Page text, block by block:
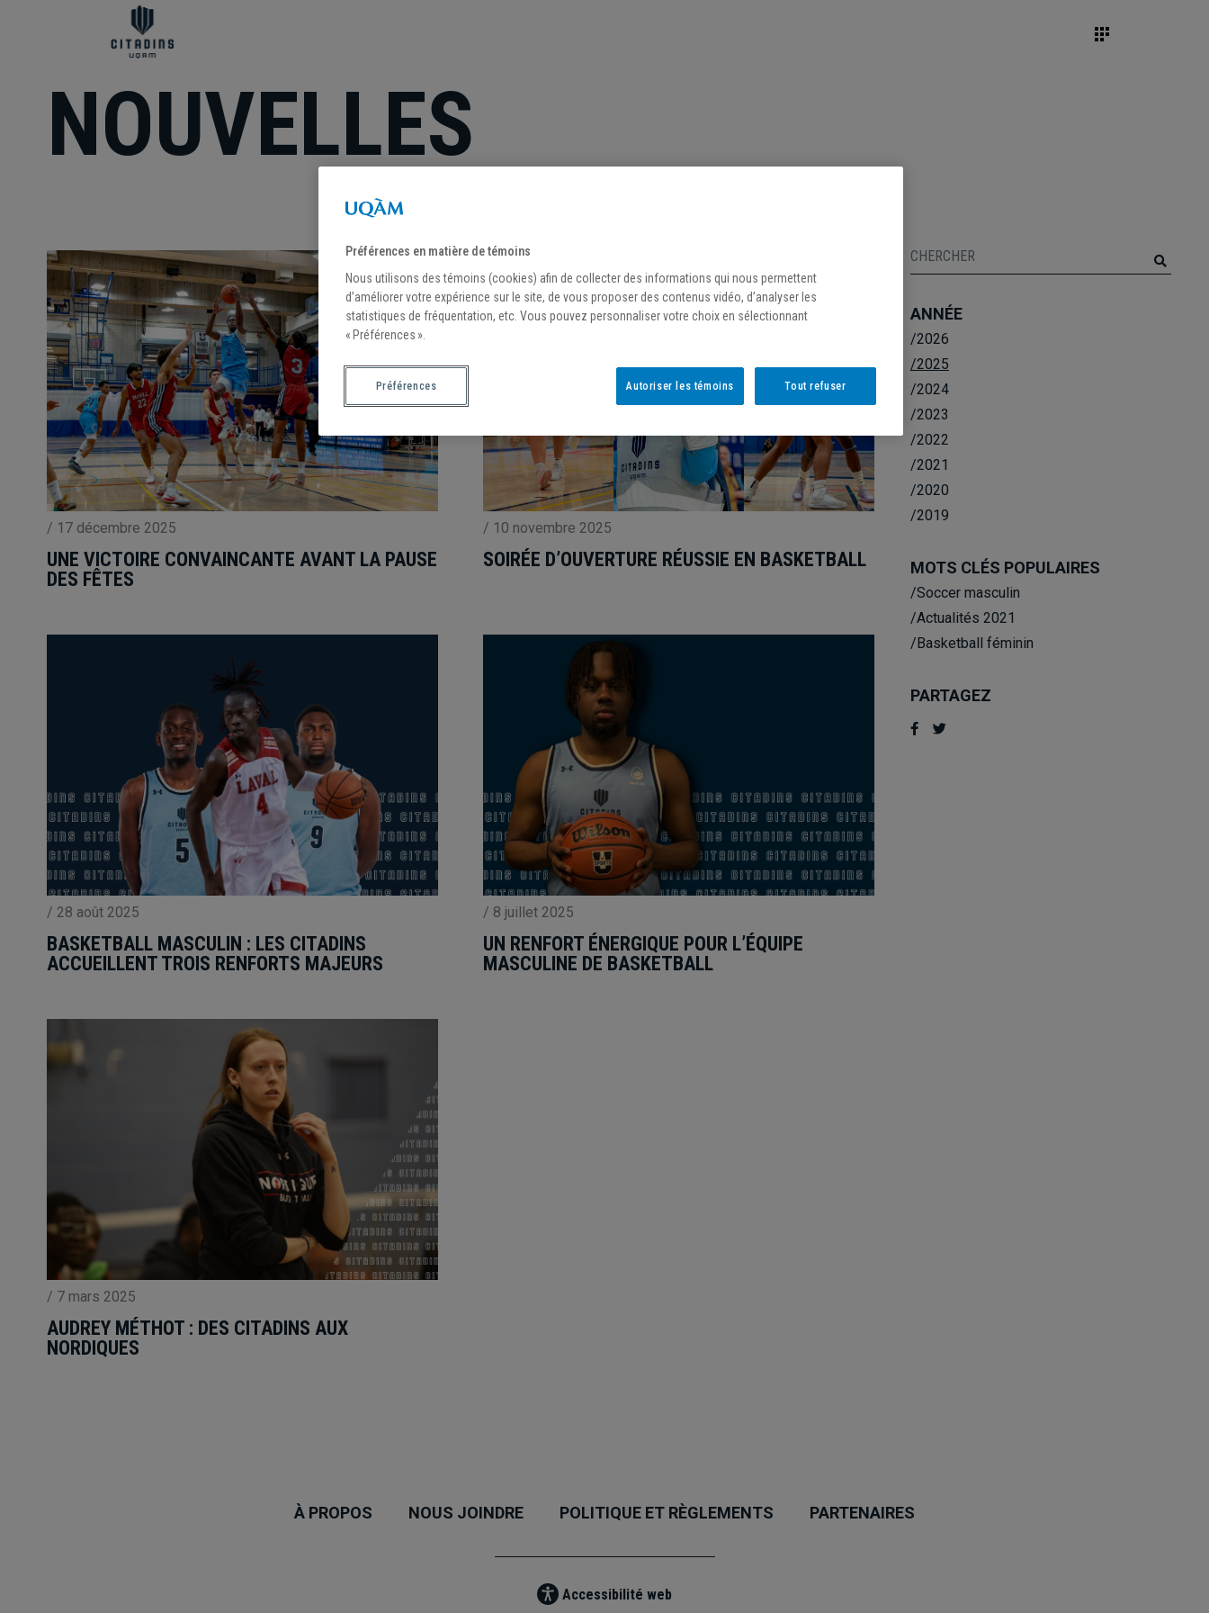
NOUVELLES
/ 17 décembre 2025
UNE VICTOIRE CONVAINCANTE AVANT LA PAUSE
DES FÊTES
/ 10 novembre 2025
SOIRÉE D’OUVERTURE RÉUSSIE EN BASKETBALL
/ 28 août 2025
BASKETBALL MASCULIN : LES CITADINS
ACCUEILLENT TROIS RENFORTS MAJEURS
/ 8 juillet 2025
UN RENFORT ÉNERGIQUE POUR L’ÉQUIPE
MASCULINE DE BASKETBALL
/ 7 mars 2025
AUDREY MÉTHOT : DES CITADINS AUX
NORDIQUES
ANNÉE
/2026
/2025
/2024
/2023
/2022
/2021
/2020
/2019
MOTS CLÉS POPULAIRES
/Soccer masculin
/Actualités 2021
/Basketball féminin
PARTAGEZ
À PROPOS NOUS JOINDRE POLITIQUE ET RÈGLEMENTS PARTENAIRES
Accessibilité web
Préférences en matière de témoins
Nous utilisons des témoins (cookies) afin de collecter des informations qui nous permettent
d’améliorer votre expérience sur le site, de vous proposer des contenus vidéo, d’analyser les
statistiques de fréquentation, etc. Vous pouvez personnaliser votre choix en sélectionnant
« Préférences ».
Tout refuser
Autoriser les témoins
Préférences